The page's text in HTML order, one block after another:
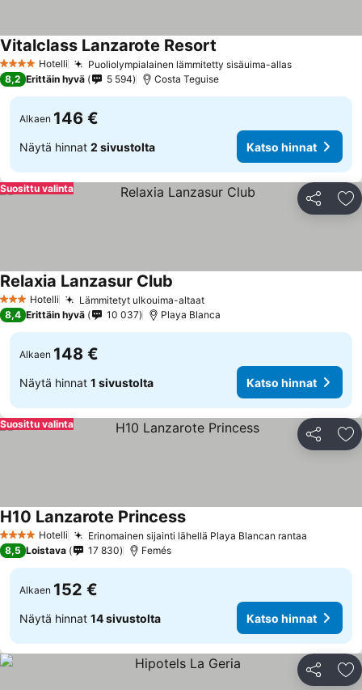
4 Tähtiluokitus
Hotelli Puoliolympialainen lämmitetty sisäuima-allasKatso
Vitalclass Lanzarote Resort
8,2 Erittäin hyvä 5 594 Costa Teguise
Alkaen 146 €
Näytä hinnat 2 sivustolta Katso hinnat
Jaa
Suosittu valinta
3 Tähtiluokitus
Hotelli Lämmitetyt ulkouima-altaatKatso hinnat
Relaxia Lanzasur Club
8,4 Erittäin hyvä 10 037 Playa Blanca
Alkaen 148 €
Näytä hinnat 1 sivustolta Katso hinnat
Jaa
Suosittu valinta
4 Tähtiluokitus
Hotelli Erinomainen sijainti lähellä Playa Blancan rantaa
H10 Lanzarote PrincessKatso hinnat
8,5 Loistava 17 830 Femés
Alkaen 152 €
Näytä hinnat 14 sivustolta Katso hinnat
Jaa